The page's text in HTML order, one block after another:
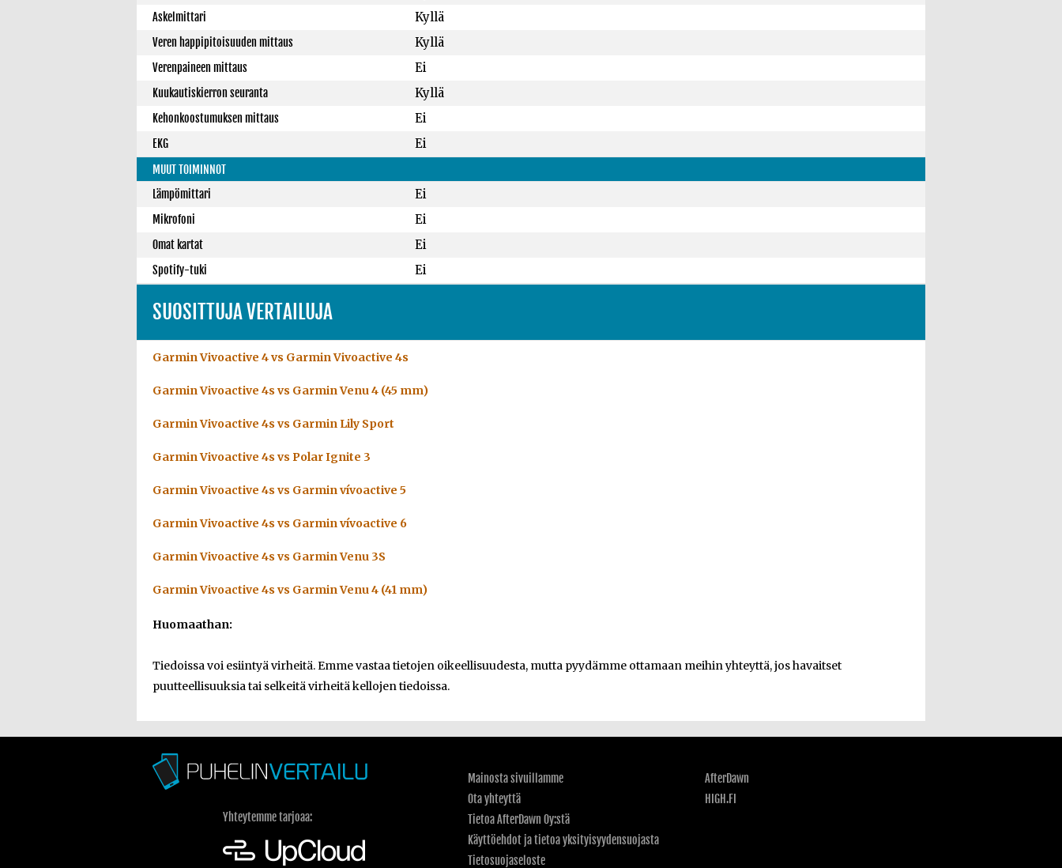
Askelmittari Kyllä
Veren happipitoisuuden mittaus Kyllä
Verenpaineen mittaus Ei
Kuukautiskierron seuranta Kyllä
Kehonkoostumuksen mittaus Ei
EKG Ei
MUUT TOIMINNOT
Lämpömittari
Ei
Mikrofoni Ei
Omat kartat Ei
Spotify-tuki Ei
SUOSITTUJA VERTAILUJA
Garmin Vivoactive 4 vs Garmin Vivoactive 4s
Garmin Vivoactive 4s vs Garmin Venu 4 (45 mm)
Garmin Vivoactive 4s vs Garmin Lily Sport
Garmin Vivoactive 4s vs Polar Ignite 3
Garmin Vivoactive 4s vs Garmin vívoactive 5
Garmin Vivoactive 4s vs Garmin vívoactive 6
Garmin Vivoactive 4s vs Garmin Venu 3S
Garmin Vivoactive 4s vs Garmin Venu 4 (41 mm)
Huomaathan:
Tiedoissa voi esiintyä virheitä. Emme vastaa tietojen oikeellisuudesta, mutta pyydämme ottamaan meihin yhteyttä, jos havaitset
puutteellisuuksia tai selkeitä virheitä kellojen tiedoissa.
Yhteytemme tarjoaa:
Mainosta sivuillamme
Ota yhteyttä
Tietoa AfterDawn Oy:stä
Käyttöehdot ja tietoa yksityisyydensuojasta
Tietosuojaseloste
AfterDawn
HIGH.FI